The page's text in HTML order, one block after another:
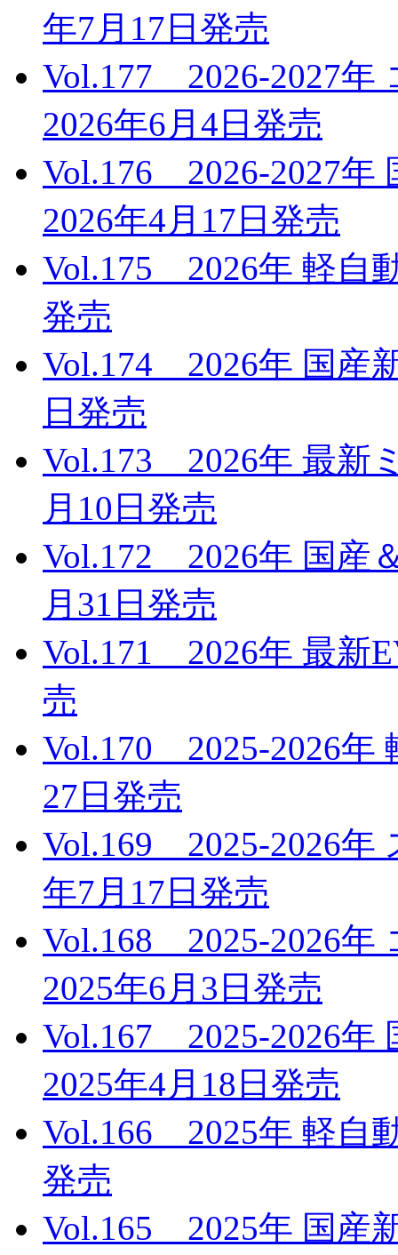
年7月17日発売
Vol.177 2026-2027
2026年6月4日発売
Vol.176 2026-2027
2026年4月17日発売
Vol.175 2026年 軽自
発売
Vol.174 2026年 国産
日発売
Vol.173 2026年 最新
月10日発売
Vol.172 2026年 国産
月31日発売
Vol.171 2026年 最新
売
Vol.170 2025-2026年
27日発売
Vol.169 2025-2026
年7月17日発売
Vol.168 2025-2026
2025年6月3日発売
Vol.167 2025-2026
2025年4月18日発売
Vol.166 2025年 軽自
発売
Vol.165 2025年 国産